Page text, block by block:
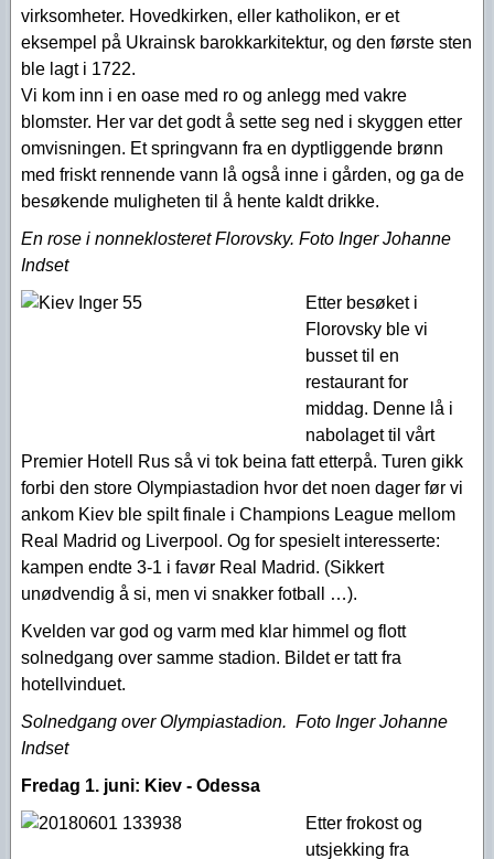
virksomheter. Hovedkirken, eller katholikon, er et
eksempel på Ukrainsk barokkarkitektur, og den første sten
ble lagt i 1722.
Vi kom inn i en oase med ro og anlegg med vakre
blomster. Her var det godt å sette seg ned i skyggen etter
omvisningen. Et springvann fra en dyptliggende brønn
med friskt rennende vann lå også inne i gården, og ga de
besøkende muligheten til å hente kaldt drikke.
En rose i nonneklosteret Florovsky. Foto Inger Johanne
Indset
Etter besøket i
Florovsky ble vi
busset til en
restaurant for
middag. Denne lå i
nabolaget til vårt
Premier Hotell Rus så vi tok beina fatt etterpå. Turen gikk
forbi den store Olympiastadion hvor det noen dager før vi
ankom Kiev ble spilt finale i Champions League mellom
Real Madrid og Liverpool. Og for spesielt interesserte:
kampen endte 3-1 i favør Real Madrid. (Sikkert
unødvendig å si, men vi snakker fotball …).
Kvelden var god og varm med klar himmel og flott
solnedgang over samme stadion. Bildet er tatt fra
hotellvinduet.
Solnedgang over Olympiastadion. Foto Inger Johanne
Indset
Fredag 1. juni: Kiev - Odessa
Etter frokost og
utsjekking fra